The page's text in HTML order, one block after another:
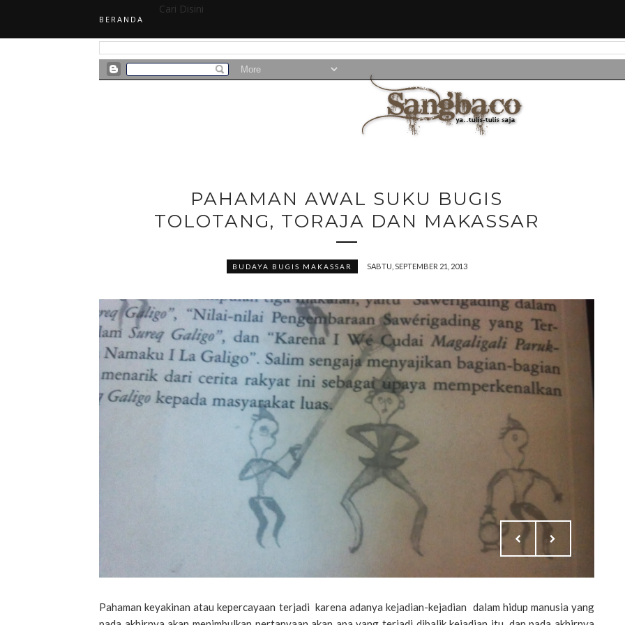
BERANDA
Cari Disini
PAHAMAN AWAL SUKU BUGIS
TOLOTANG, TORAJA DAN MAKASSAR
BUDAYA BUGIS MAKASSAR SABTU, SEPTEMBER 21, 2013
Pahaman keyakinan atau kepercayaan terjadi karena adanya kejadian-kejadian dalam hidup manusia yang